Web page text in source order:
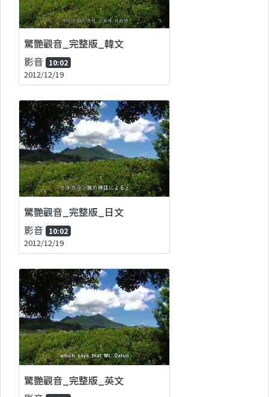
驚艷觀音_完整版_韓文
影音 10:02
2012/12/19
驚艷觀音_完整版_日文
影音 10:02
2012/12/19
驚艷觀音_完整版_英文